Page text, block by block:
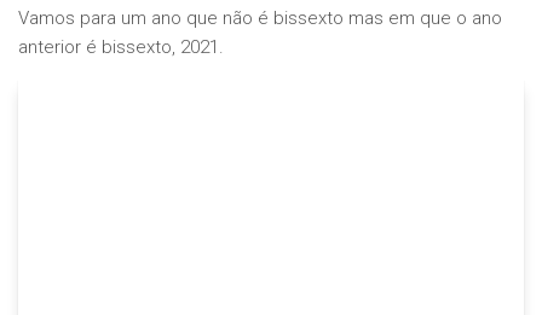
Vamos para um ano que não é bissexto mas em que o ano
anterior é bissexto, 2021.